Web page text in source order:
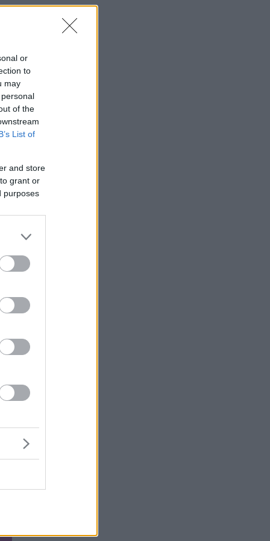
or
to
may
of the
List of
and store
grant or
purposes